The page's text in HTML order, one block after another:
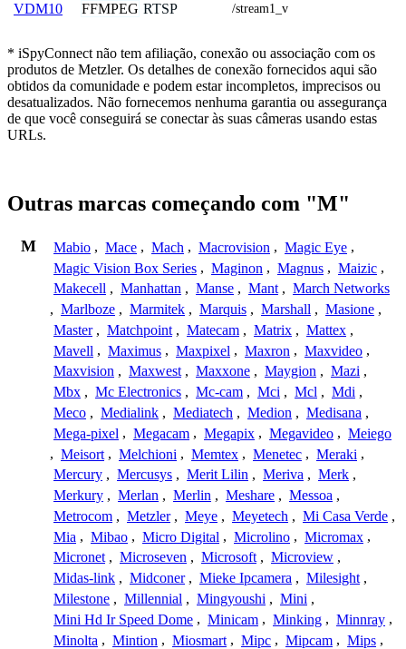
VDM10 FFMPEG RTSP /stream1_v
* iSpyConnect não tem afiliação, conexão ou associação com os
produtos de Metzler. Os detalhes de conexão fornecidos aqui são
obtidos da comunidade e podem estar incompletos, imprecisos ou
desatualizados. Não fornecemos nenhuma garantia ou assegurança
de que você conseguirá se conectar às suas câmeras usando estas
URLs.
Outras marcas começando com "M"
M Mabio , Mace , Mach , Macrovision , Magic Eye ,
Magic Vision Box Series , Maginon , Magnus , Maizic ,
Makecell , Manhattan , Manse , Mant , March Networks
, Marlboze , Marmitek , Marquis , Marshall , Masione ,
Master , Matchpoint , Matecam , Matrix , Mattex ,
Mavell , Maximus , Maxpixel , Maxron , Maxvideo ,
Maxvision , Maxwest , Maxxone , Maygion , Mazi ,
Mbx , Mc Electronics , Mc-cam , Mci , Mcl , Mdi ,
Meco , Medialink , Mediatech , Medion , Medisana ,
Mega-pixel , Megacam , Megapix , Megavideo , Meiego
, Meisort , Melchioni , Memtex , Menetec , Meraki ,
Mercury , Mercusys , Merit Lilin , Meriva , Merk ,
Merkury , Merlan , Merlin , Meshare , Messoa ,
Metrocom , Metzler , Meye , Meyetech , Mi Casa Verde ,
Mia , Mibao , Micro Digital , Microlino , Micromax ,
Micronet , Microseven , Microsoft , Microview ,
Midas-link , Midconer , Mieke Ipcamera , Milesight ,
Milestone , Millennial , Mingyoushi , Mini ,
Mini Hd Ir Speed Dome , Minicam , Minking , Minnray ,
Minolta , Mintion , Miosmart , Mipc , Mipcam , Mips ,